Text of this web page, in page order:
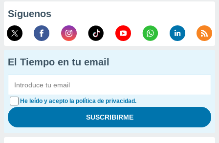
Síguenos
El Tiempo en tu email
He leído y acepto la política de privacidad.